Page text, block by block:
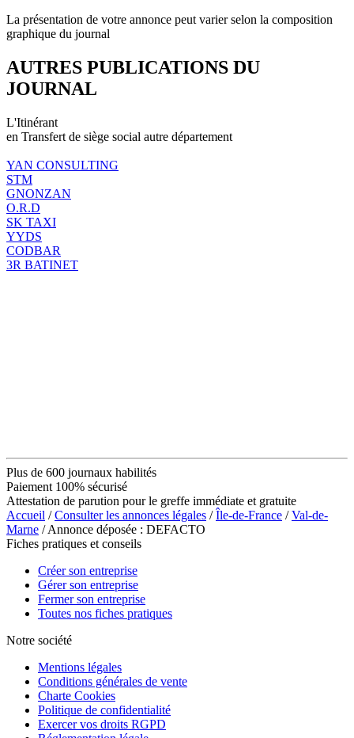
La présentation de votre annonce peut varier selon la composition
graphique du journal
AUTRES PUBLICATIONS DU
JOURNAL
L'Itinérant
en Transfert de siège social autre département
YAN CONSULTING
STM
GNONZAN
O.R.D
SK TAXI
YYDS
CODBAR
3R BATINET
Plus de 600 journaux habilités
Paiement 100% sécurisé
Attestation de parution pour le greffe immédiate et gratuite
Accueil /Consulter les annonces légales /Île-de-France /Val-de-
Marne / Annonce déposée : DEFACTO
Fiches pratiques et conseils
Créer son entreprise
Gérer son entreprise
Fermer son entreprise
Toutes nos fiches pratiques
Notre société
Mentions légales
Conditions générales de vente
Charte Cookies
Politique de confidentialité
Exercer vos droits RGPD